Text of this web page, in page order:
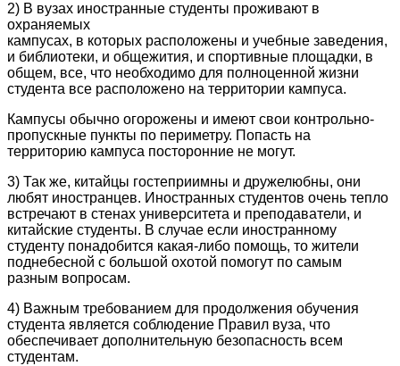
2) В вузах иностранные студенты проживают в
охраняемых
кампусах, в которых расположены и учебные заведения,
и библиотеки, и общежития, и спортивные площадки, в
общем, все, что необходимо для полноценной жизни
студента все расположено на территории кампуса.
Кампусы обычно огорожены и имеют свои контрольно-
пропускные пункты по периметру. Попасть на
территорию кампуса посторонние не могут.
3) Так же, китайцы гостеприимны и дружелюбны, они
любят иностранцев. Иностранных студентов очень тепло
встречают в стенах университета и преподаватели, и
китайские студенты. В случае если иностранному
студенту понадобится какая-либо помощь, то жители
поднебесной с большой охотой помогут по самым
разным вопросам.
4) Важным требованием для продолжения обучения
студента является соблюдение Правил вуза, что
обеспечивает дополнительную безопасность всем
студентам.